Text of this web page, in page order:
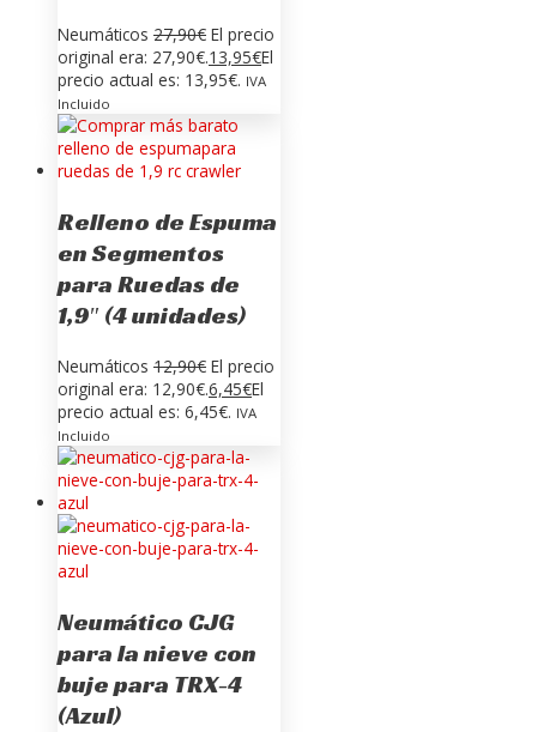
Neumáticos 27,90€ El precio
original era: 27,90€.13,95€El
precio actual es: 13,95€. IVA
Incluido
Relleno de Espuma
en Segmentos
para Ruedas de
1,9″ (4 unidades)
Neumáticos 12,90€ El precio
original era: 12,90€.6,45€El
precio actual es: 6,45€. IVA
Incluido
Neumático CJG
para la nieve con
buje para TRX-4
(Azul)